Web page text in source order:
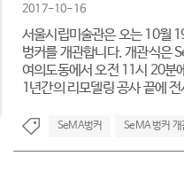
2017-10-16
서울시립미술관은 오는 10월
벙커를 개관합니다. 개관식은
여의도동에서 오전 11시 20분
1년간의 리모델링 공사 끝에
SeMA벙커 SeMA 벙커 개